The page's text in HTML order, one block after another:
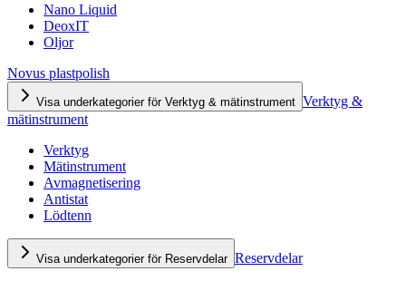
Nano Liquid
DeoxIT
Oljor
Novus plastpolish
Visa underkategorier för Verktyg & mätinstrument Verktyg &
mätinstrument
Verktyg
Mätinstrument
Avmagnetisering
Antistat
Lödtenn
Visa underkategorier för Reservdelar Reservdelar